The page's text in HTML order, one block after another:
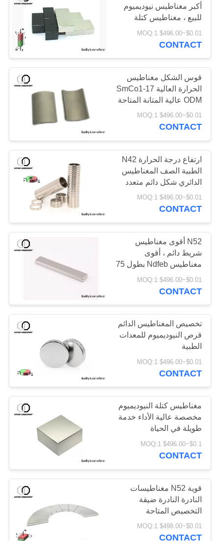
PRIVACY
POLICY
أكبر مغناطيس نيوديميوم
للبيع ، مغناطيس كتلة
ndfeb كبير
$0.01~$496.00 MOQ:1
CONTACT
قوس الشكل مغناطيس
الحرارة العالية SmCo1-17
ODM عالية المتانة المتاحة
$0.01~$496.00 MOQ:1
CONTACT
ارتفاع درجة الحرارة N42
الطبية الصف المغناطيس
الدائري شكل دائم متعدد
الوظائف
$0.01~$496.00 MOQ:1
CONTACT
N52 أقوى مغناطيس
شريط دائم ، أقوى
مغناطيس Ndfeb بطول 75
مم على شكل شريط
التخصيص المتاح
$0.01~$496.00 MOQ:1
CONTACT
تخصيص المغناطيس الدائم
قرص النيوديميوم للمعدات
الطبية
$0.01~$496.00 MOQ:1
CONTACT
مغناطيس كتلة النيوديميوم
مخصصة عالية الأداء خدمة
طويلة في الحياة
$0.1~$496.00 MOQ:1
CONTACT
قوية N52 مغناطيسات
النادرة النادرة ضيقة
التخصيص المتاحة
$0.01~$498.00 MOQ:1
CONTACT